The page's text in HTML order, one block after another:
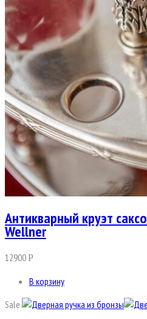
Антикварный круэт
Wellner
12900Р
В корзину
Sale